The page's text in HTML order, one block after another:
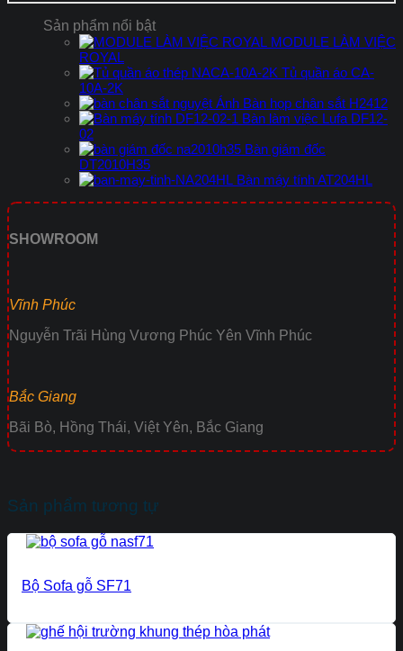
Sản phẩm nổi bật
MODULE LÀM VIỆC
ROYAL
Tủ quần áo CA-
10A-2K
Bàn họp chân sắt H2412
Bàn làm việc Lufa DF12-
02
Bàn giám đốc
DT2010H35
Bàn máy tính AT204HL
SHOWROOM
Vĩnh Phúc
Nguyễn Trãi Hùng Vương Phúc Yên Vĩnh Phúc
Bắc Giang
Bãi Bò, Hồng Thái, Việt Yên, Bắc Giang
Sản phẩm tương tự
Bộ Sofa gỗ SF71